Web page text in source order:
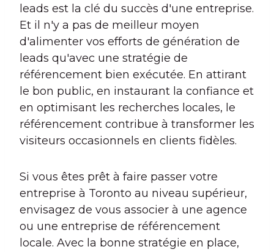
leads est la clé du succès d'une entreprise.
Et il n'y a pas de meilleur moyen
d'alimenter vos efforts de génération de
leads qu'avec une stratégie de
référencement bien exécutée. En attirant
le bon public, en instaurant la confiance et
en optimisant les recherches locales, le
référencement contribue à transformer les
visiteurs occasionnels en clients fidèles.
Si vous êtes prêt à faire passer votre
entreprise à Toronto au niveau supérieur,
envisagez de vous associer à une agence
ou une entreprise de référencement
locale. Avec la bonne stratégie en place,